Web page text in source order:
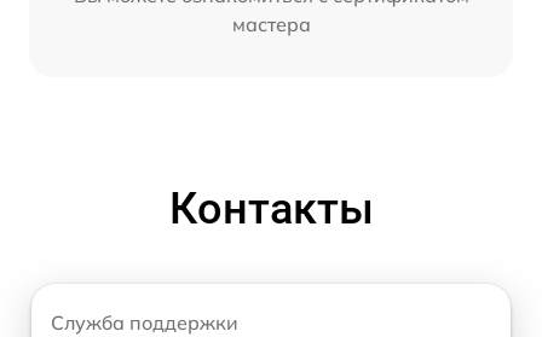
мастера
Контакты
Служба поддержки